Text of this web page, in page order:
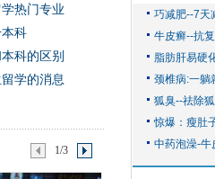
热门专业
科
科的区别
学的消息
1/3